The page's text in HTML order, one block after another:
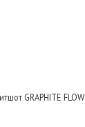
GRAPHITE FLOW